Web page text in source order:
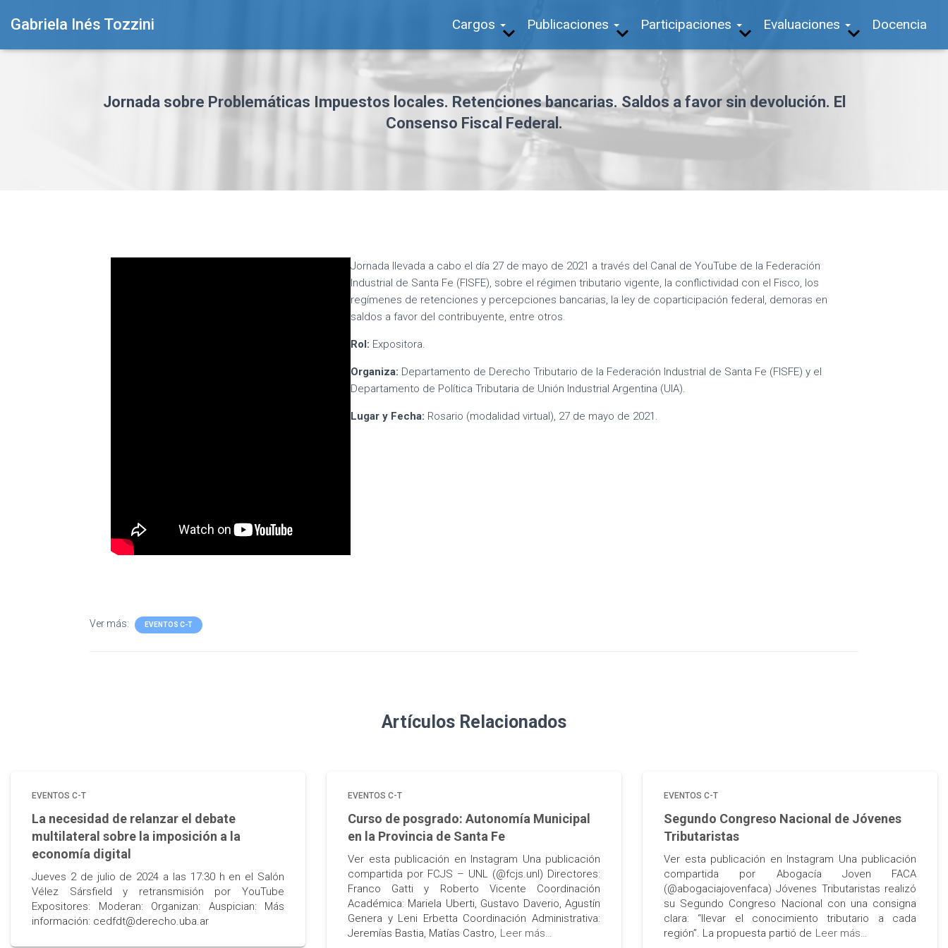
Gabriela Inés Tozzini Cargos Publicaciones Participaciones Evaluaciones Docencia
Jornada sobre Problemáticas Impuestos locales. Retenciones bancarias. Saldos a favor sin devolución. El
Consenso Fiscal Federal.
Jornada llevada a cabo el día 27 de mayo de 2021 a través del Canal de YouTube de la Federación
Industrial de Santa Fe (FISFE), sobre el régimen tributario vigente, la conflictividad con el Fisco, los
regímenes de retenciones y percepciones bancarias, la ley de coparticipación federal, demoras en
saldos a favor del contribuyente, entre otros.
Rol: Expositora.
Organiza: Departamento de Derecho Tributario de la Federación Industrial de Santa Fe (FISFE) y el
Departamento de Política Tributaria de Unión Industrial Argentina (UIA).
Lugar y Fecha: Rosario (modalidad virtual), 27 de mayo de 2021.
Ver más: EVENTOS C-T
Artículos Relacionados
EVENTOS C-T
La necesidad de relanzar el debate
multilateral sobre la imposición a la
economía digital
Jueves 2 de julio de 2024 a las 17:30 h en el Salón
Vélez Sársfield y retransmisión por YouTube
Expositores: Moderan: Organizan: Auspician: Más
información: cedfdt@derecho.uba.ar
EVENTOS C-T
Curso de posgrado: Autonomía Municipal
en la Provincia de Santa Fe
Ver esta publicación en Instagram Una publicación
compartida por FCJS – UNL (@fcjs.unl) Directores:
Franco Gatti y Roberto Vicente Coordinación
Académica: Mariela Uberti, Gustavo Daverio, Agustín
Genera y Leni Erbetta Coordinación Administrativa:
Jeremías Bastia, Matías Castro, Leer más…
EVENTOS C-T
Segundo Congreso Nacional de Jóvenes
Tributaristas
Ver esta publicación en Instagram Una publicación
compartida por Abogacía Joven FACA
(@abogaciajovenfaca) Jóvenes Tributaristas realizó
su Segundo Congreso Nacional con una consigna
clara: “llevar el conocimiento tributario a cada
región”. La propuesta partió de Leer más…